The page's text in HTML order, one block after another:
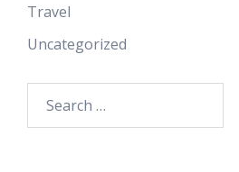
Travel
Uncategorized
for: